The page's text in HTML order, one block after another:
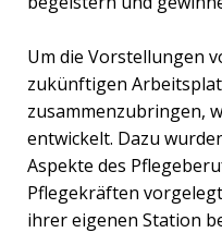
Um die Vorstellungen
zukünftigen
zusammenzubringen,
entwickelt. Dazu
Aspekte des
Pflegekräften
ihrer eigenen Station